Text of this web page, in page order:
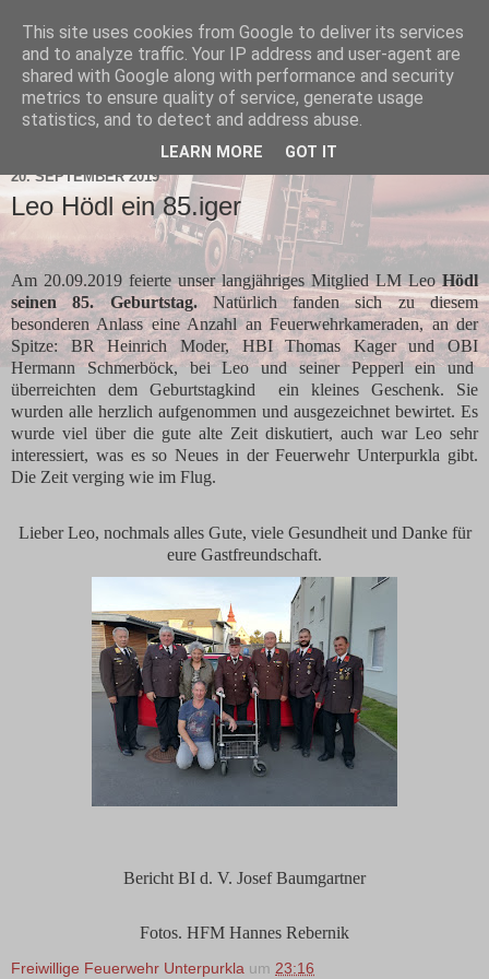
20. SEPTEMBER 2019
Leo Hödl ein 85.iger
Am 20.09.2019 feierte unser langjähriges Mitglied LM LeoHödl
seinen 85. Geburtstag.Natürlich fanden sich zu diesem
besonderen Anlass eine Anzahl an Feuerwehrkameraden, an der
Spitze: BR Heinrich Moder, HBI Thomas Kager und OBI
Hermann Schmerböck, bei Leo und seiner Pepperl ein und
überreichten dem Geburtstagkind ein kleines Geschenk. Sie
wurden alle herzlich aufgenommen und ausgezeichnet bewirtet. Es
wurde viel über die gute alte Zeit diskutiert, auch war Leo sehr
interessiert, was es so Neues in der Feuerwehr Unterpurkla gibt.
Die Zeit verging wie im Flug.
Lieber Leo, nochmals alles Gute, viele Gesundheit und Danke für
eure Gastfreundschaft.
Bericht BI d. V. Josef Baumgartner
Fotos. HFM Hannes Rebernik
Freiwillige Feuerwehr Unterpurkla um 23:16
This site uses cookies from Google to deliver its services
and to analyze traffic. Your IP address and user-agent are
shared with Google along with performance and security
metrics to ensure quality of service, generate usage
statistics, and to detect and address abuse.
LEARN MORE GOT IT